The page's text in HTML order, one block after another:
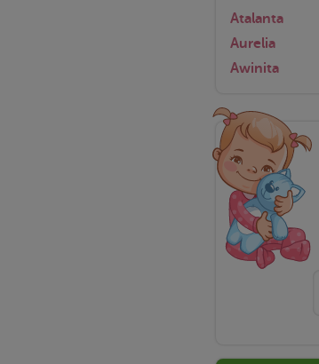
Atalanta
Aurelia
Awinita